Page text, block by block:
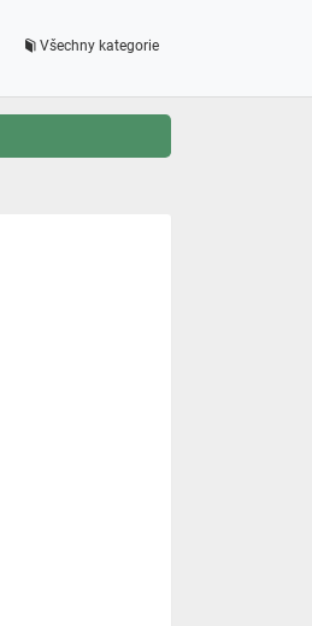
Všechny kategorie